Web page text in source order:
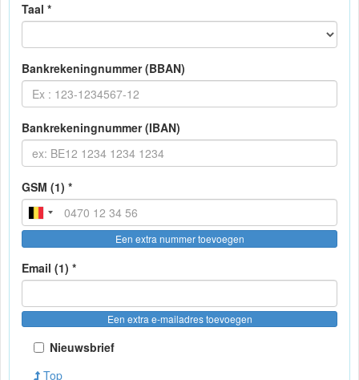
Taal *
Bankrekeningnummer (BBAN)
Bankrekeningnummer (IBAN)
GSM (1) *
Een extra nummer toevoegen
Email (1) *
Een extra e-mailadres toevoegen
Nieuwsbrief
Top